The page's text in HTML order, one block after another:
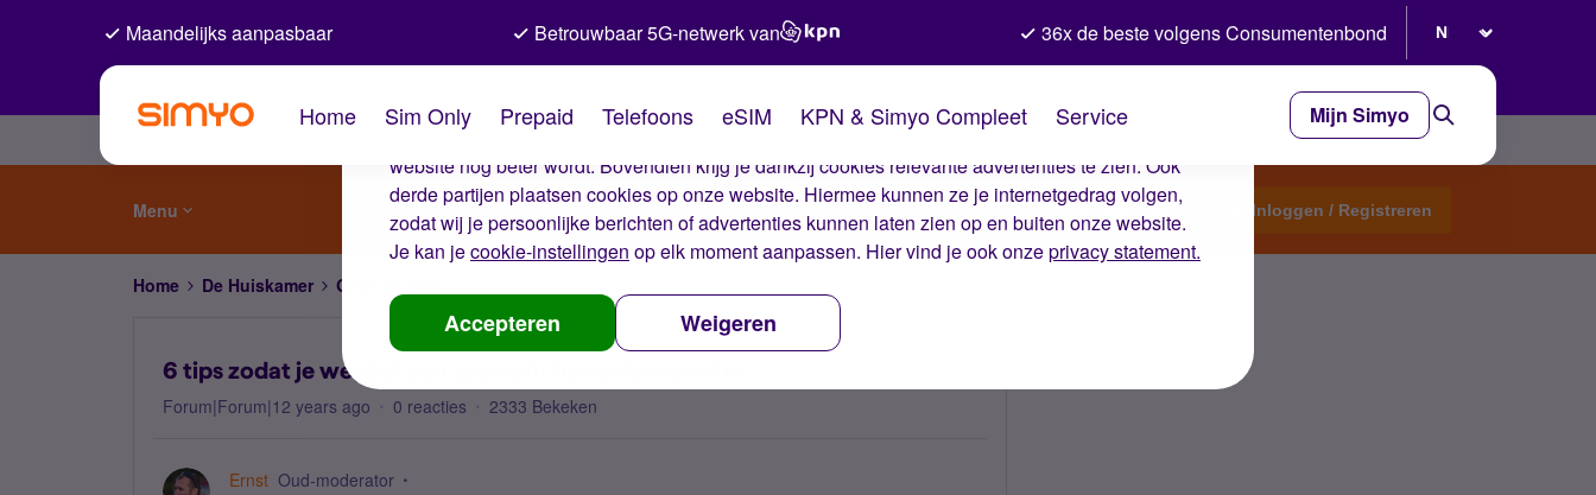
De cookies van Simyo
Wij gebruiken cookies op onze website. Met deze cookies zorgen wij ervoor dat je ervaring op de
website nog beter wordt. Bovendien krijg je dankzij cookies relevante advertenties te zien. Ook
derde partijen plaatsen cookies op onze website. Hiermee kunnen ze je internetgedrag volgen,
zodat wij je persoonlijke berichten of advertenties kunnen laten zien op en buiten onze website.
Je kan jecookie-instellingen op elk moment aanpassen. Hier vind je ook onzeprivacy statement.
Accepteren Weigeren
Maandelijks aanpasbaar Betrouwbaar 5G-netwerk van 36x de beste volgens Consumentenbond
Home Sim Only Prepaid Telefoons eSIM KPN & Simyo Compleet Service Mijn Simyo
Menu Start een topic Inloggen / Registreren
Home De Huiskamer Gewoon slim
6 tips zodat je weet of een app écht het geld waard is
Forum|Forum|12 years ago 0 reacties 2333 Bekeken
Ernst Oud-moderator